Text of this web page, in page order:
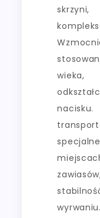
wieka,
wyrwaniu.